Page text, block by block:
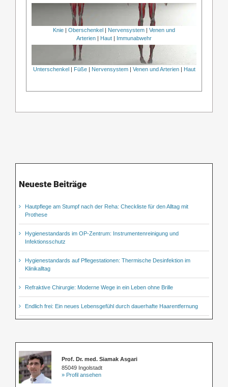
Knie | Oberschenkel | Nervensystem | Venen und
Arterien | Haut | Immunabwehr
Unterschenkel| Füße| Nervensystem| Venen und Arterien| Haut
Neueste Beiträge
Hautpflege am Stumpf nach der Reha: Checkliste für den Alltag mit
Prothese
Hygienestandards im OP-Zentrum: Instrumentenreinigung und
Infektionsschutz
Hygienestandards auf Pflegestationen: Thermische Desinfektion im
Klinikalltag
Refraktive Chirurgie: Moderne Wege in ein Leben ohne Brille
Endlich frei: Ein neues Lebensgefühl durch dauerhafte Haarentfernung
Prof. Dr. med. Siamak Asgari
85049 Ingolstadt
» Profil ansehen